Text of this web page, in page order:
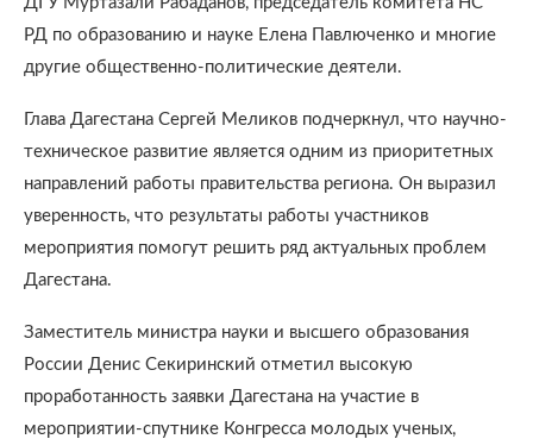
РД по образованию и науке Елена Павлюченко и многие
другие общественно-политические деятели.
Глава Дагестана Сергей Меликов подчеркнул, что научно-
техническое развитие является одним из приоритетных
направлений работы правительства региона. Он выразил
уверенность, что результаты работы участников
мероприятия помогут решить ряд актуальных проблем
Дагестана.
Заместитель министра науки и высшего образования
России Денис Секиринский отметил высокую
проработанность заявки Дагестана на участие в
мероприятии-спутнике Конгресса молодых ученых,